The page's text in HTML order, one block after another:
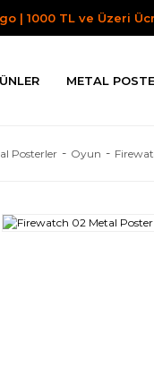
| 1000 TL ve Üzeri
METAL
Posterler Oyun